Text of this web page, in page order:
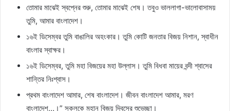
তোমার মাঝেই স্বপ্নের শুরু, তোমার মাঝেই শেষ। তবুও ভাললাগা-ভালোবাসাময়
তুমি, আমার বাংলাদেশ।
১৬ই ডিসেম্বর তুমি বাঙালির অহংকার। তুমি কোটি জনতার বিজয় নিশান, স্বাধীন
বাংলার স্বাক্ষর।
১৬ই ডিসেম্বর, তুমি মহা বিজয়ের মহা উল্লাস। তুমি বিধবা মায়ের বন্দী শ্বাসের
শান্তির নিঃশ্বাস।
প্রথম বাংলাদেশ আমার, শেষ বাংলাদেশ। জীবন বাংলাদেশ আমার, মরণ
বাংলাদেশ…।” সকলকে মহান বিজয় দিবসের শুভেচ্ছা।